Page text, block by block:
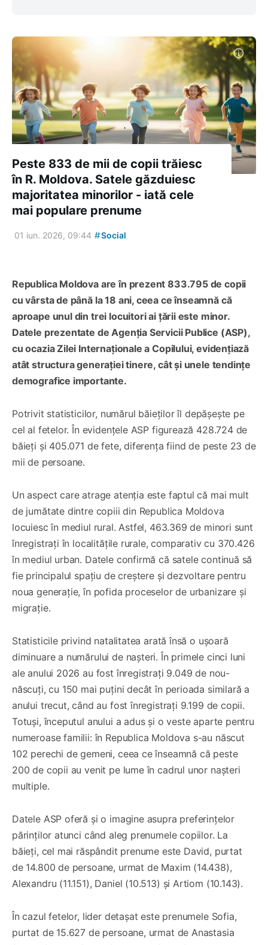
Peste 833 de mii de copii trăiesc
în R. Moldova. Satele găzduiesc
majoritatea minorilor - iată cele
mai populare prenume
01 iun. 2026, 09:44 #Social
Republica Moldova are în prezent 833.795 de copii
cu vârsta de până la 18 ani, ceea ce înseamnă că
aproape unul din trei locuitori ai țării este minor.
Datele prezentate de Agenția Servicii Publice (ASP),
cu ocazia Zilei Internaționale a Copilului, evidențiază
atât structura generației tinere, cât și unele tendințe
demografice importante.
Potrivit statisticilor, numărul băieților îl depășește pe
cel al fetelor. În evidențele ASP figurează 428.724 de
băieți și 405.071 de fete, diferența fiind de peste 23 de
mii de persoane.
Un aspect care atrage atenția este faptul că mai mult
de jumătate dintre copiii din Republica Moldova
locuiesc în mediul rural. Astfel, 463.369 de minori sunt
înregistrați în localitățile rurale, comparativ cu 370.426
în mediul urban. Datele confirmă că satele continuă să
fie principalul spațiu de creștere și dezvoltare pentru
noua generație, în pofida proceselor de urbanizare și
migrație.
Statisticile privind natalitatea arată însă o ușoară
diminuare a numărului de nașteri. În primele cinci luni
ale anului 2026 au fost înregistrați 9.049 de nou-
născuți, cu 150 mai puțini decât în perioada similară a
anului trecut, când au fost înregistrați 9.199 de copii.
Totuși, începutul anului a adus și o veste aparte pentru
numeroase familii: în Republica Moldova s-au născut
102 perechi de gemeni, ceea ce înseamnă că peste
200 de copii au venit pe lume în cadrul unor nașteri
multiple.
Datele ASP oferă și o imagine asupra preferințelor
părinților atunci când aleg prenumele copiilor. La
băieți, cel mai răspândit prenume este David, purtat
de 14.800 de persoane, urmat de Maxim (14.438),
Alexandru (11.151), Daniel (10.513) și Artiom (10.143).
În cazul fetelor, lider detașat este prenumele Sofia,
purtat de 15.627 de persoane, urmat de Anastasia